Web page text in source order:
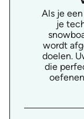
Als je
je
wordt
doelen.
die